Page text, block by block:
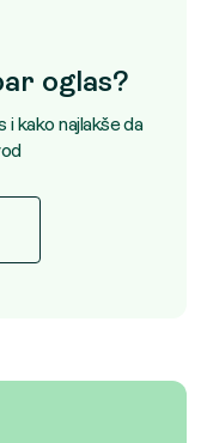
oglas?
i kako najlakše da